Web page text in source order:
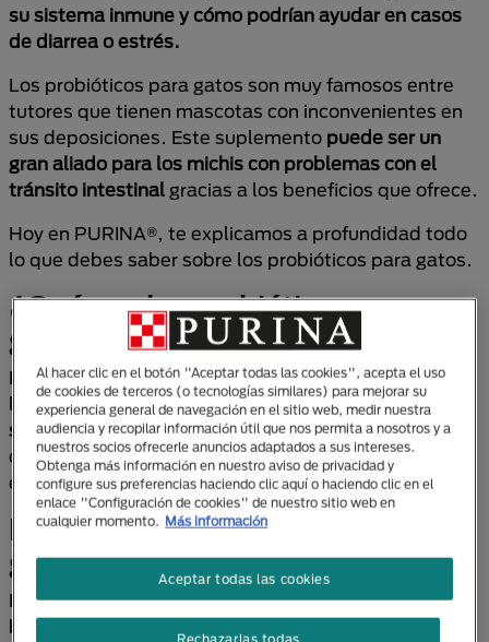
su sistema inmune y cómo podrían ayudar en casos
de diarrea o estrés.
Los probióticos para gatos son muy famosos entre
tutores que tienen mascotas con inconvenientes en
sus deposiciones. Este suplemento puede ser un
gran aliado para los michis con problemas con el
tránsito intestinal gracias a los beneficios que ofrece.
Hoy en PURINA®, te explicamos a profundidad todo
lo que debes saber sobre los probióticos para gatos.
¿Qué son los probióticos para
gatos?
Los probióticos son microorganismos vivosque, en
las cantidades adecuadas,ofrecen beneficios a la
salud de los intestinos. También son muy conocidos
como bacterias buenas porque contribuyen con el
equilibrio de la microbiota intestinal.
Beneficios de los probióticos para
gatos
Los probióticos para gatos ofrecen muchos
beneficios para el sistema digestivo e inmunológico.
Al hacer clic en el botón "Aceptar todas las cookies", acepta el uso
de cookies de terceros (o tecnologías similares) para mejorar su
experiencia general de navegación en el sitio web, medir nuestra
audiencia y recopilar información útil que nos permita a nosotros y a
nuestros socios ofrecerle anuncios adaptados a sus intereses.
Obtenga más información en nuestro aviso de privacidad y
configure sus preferencias haciendo clic aquí o haciendo clic en el
enlace "Configuración de cookies" de nuestro sitio web en
cualquier momento. Más información
Aceptar todas las cookies